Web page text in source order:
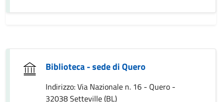
Biblioteca - sede di Quero
Indirizzo: Via Nazionale n. 16 - Quero -
32038 Setteville (BL)